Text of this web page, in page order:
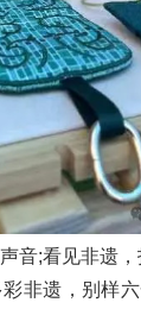
音;看见非遗
非遗，别样